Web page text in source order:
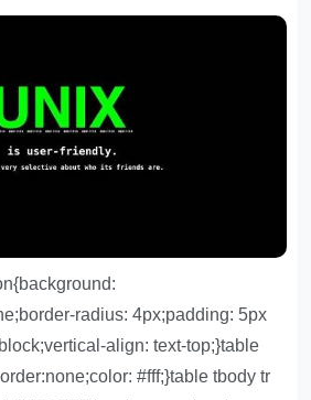
radius: 4px;padding: 5px
align: text-top;}table
#fff;}table tbody tr